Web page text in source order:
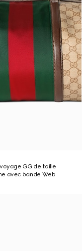
GG de taille
avec bande Web